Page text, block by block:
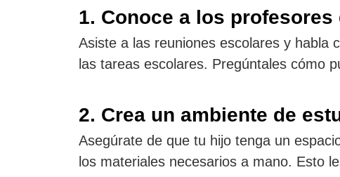
1. Conoce a los
Asiste a las reuniones escolares y habla
las tareas escolares. Pregúntales cómo
2. Crea un ambiente de
Asegúrate de que tu hijo tenga un
los materiales necesarios a mano. Esto